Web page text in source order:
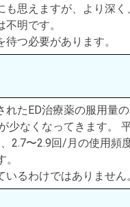
思えますが、より深
明です。
つ必要があります。
たED治療薬の服用量
なくなってきます。
2.7〜2.9回/月の使用頻
るわけではありません